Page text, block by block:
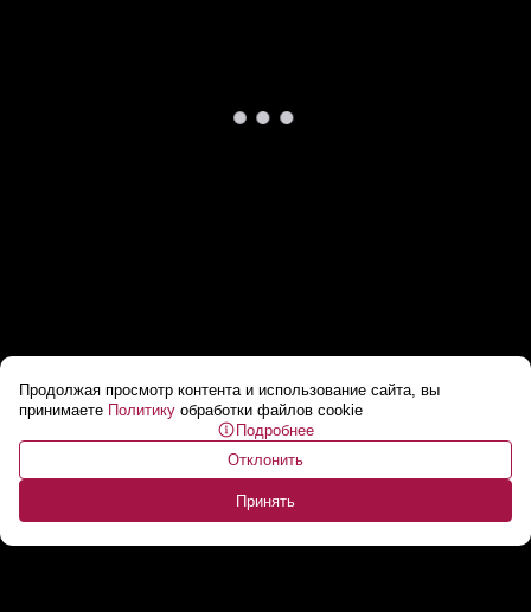
Продолжая просмотр контента и использование сайта, вы
принимаете Политику обработки файлов cookie
Подробнее
Отклонить
Принять
Дрон-камикадзе из Украины прибило к
берегам Греции! // Что известно?...